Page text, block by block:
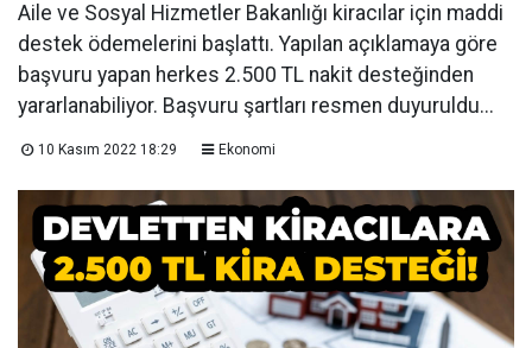
Aile ve Sosyal Hizmetler Bakanlığı kiracılar için maddi
destek ödemelerini başlattı. Yapılan açıklamaya göre
başvuru yapan herkes 2.500 TL nakit desteğinden
yararlanabiliyor. Başvuru şartları resmen duyuruldu...
10 Kasım 2022 18:29 Ekonomi